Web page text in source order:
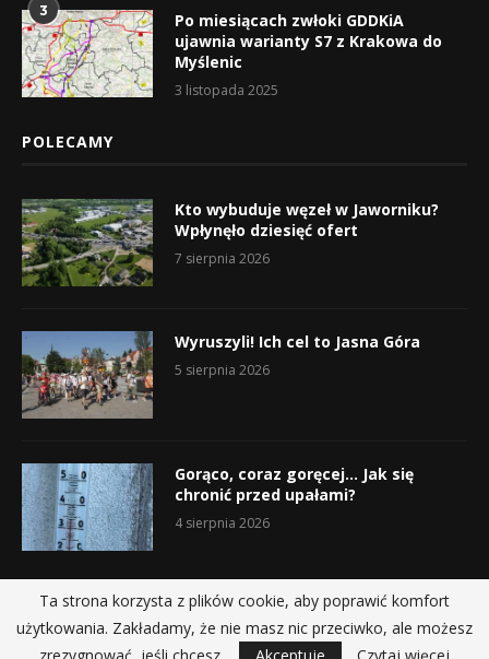
3
Po miesiącach zwłoki GDDKiA
ujawnia warianty S7 z Krakowa do
Myślenic
3 listopada 2025
POLECAMY
Kto wybuduje węzeł w Jaworniku?
Wpłynęło dziesięć ofert
7 sierpnia 2026
Wyruszyli! Ich cel to Jasna Góra
5 sierpnia 2026
Gorąco, coraz goręcej… Jak się
chronić przed upałami?
4 sierpnia 2026
@2019 - All Right Reserved.
Ta strona korzysta z plików cookie, aby poprawić komfort
użytkowania. Zakładamy, że nie masz nic przeciwko, ale możesz